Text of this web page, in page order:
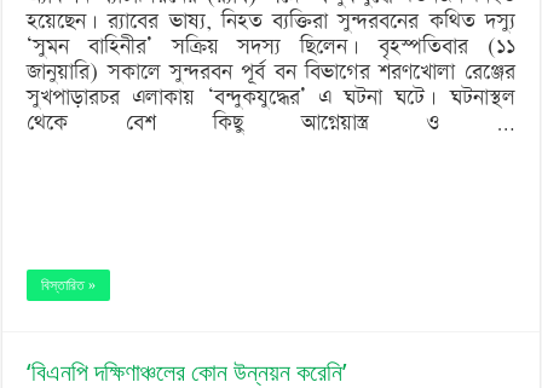
হয়েছেন। র‌্যাবের ভাষ্য, নিহত ব্যক্তিরা সুন্দরবনের কথিত দস্যু
‘সুমন বাহিনীর’ সক্রিয় সদস্য ছিলেন। বৃহস্পতিবার (১১
জানুয়ারি) সকালে সুন্দরবন পূর্ব বন বিভাগের শরণখোলা রেঞ্জের
সুখপাড়ারচর এলাকায় ‘বন্দুকযুদ্ধের’ এ ঘটনা ঘটে। ঘটনাস্থল
থেকে বেশ কিছু আগ্নেয়াস্ত্র ও …
বিস্তারিত »
‘বিএনপি দক্ষিণাঞ্চলের কোন উন্নয়ন করেনি’